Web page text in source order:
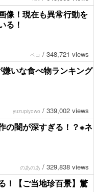
像！現在も異常行動を
る！
ペコ / 348,721 views
嫌いな食べ物ランキング
yuzupiyowo / 339,002 views
の闇が深すぎる！？※ネ
のあのあ / 329,838 views
！【ご当地珍百景】驚